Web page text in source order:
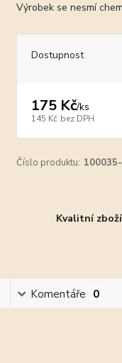
Výrobek se nesmí
Dostupnost
175 Kč/ks
145 Kč bez DPH
Číslo produktu:
Kvalitní zboží
Komentáře 0